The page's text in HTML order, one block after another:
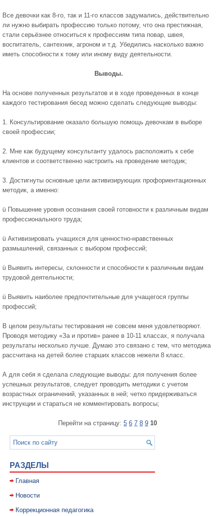
Все девочки как 8-го, так и 11-го классов задумались, действительно
ли нужно выбирать профессию только потому, что она престижная,
стали серьёзнее относиться к профессиям типа повар, швея,
воспитатель, сантехник, агроном и т.д. Убедились насколько важно
иметь способности к тому или иному виду деятельности.
Выводы.
На основе полученных результатов и в ходе проведенных в конце
каждого тестирования бесед можно сделать следующие выводы:
1. Консультирование оказало большую помощь девочкам в выборе
своей профессии;
2. Мне как будущему консультанту удалось расположить к себе
клиентов и соответственно настроить на проведение методик;
3. Достигнуты основные цели активизирующих профориентационных
методик, а именно:
ü Повышение уровня осознания своей готовности к различным видам
профессионального труда;
ü Активизировать учащихся для ценностно-нравственных
размышлений, связанных с выбором профессий;
ü Выявить интересы, склонности и способности к различным видам
трудовой деятельности;
ü Выявить наиболее предпочтительные для учащегося группы
профессий;
В целом результаты тестирования не совсем меня удовлетворяют.
Проводя методику «За и против» ранее в 10-11 классах, я получала
результаты несколько лучше. Думаю это связано с тем, что методика
рассчитана на детей более старших классов нежели 8 класс.
А для себя я сделала следующие выводы: для получения более
успешных результатов, следует проводить методики с учетом
возрастных ограничений, указанных в ней; четко придерживаться
инструкции и стараться не комментировать вопросы;
Перейти на страницу: 5 6 7 8 9 10
РАЗДЕЛЫ
Главная
Новости
Коррекционная педагогика